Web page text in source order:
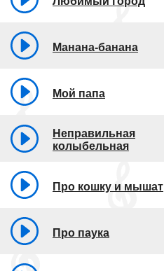
Манана-банана
Мой папа
Неправильная
колыбельная
Про кошку и мышат
Про паука